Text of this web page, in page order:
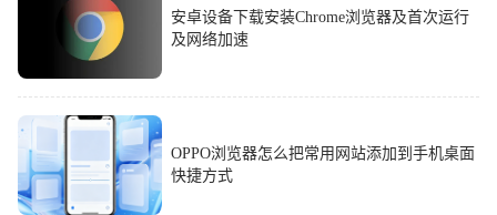
安卓设备下载安装Chrome浏览器及首次运行
及网络加速
OPPO浏览器怎么把常用网站添加到手机桌面
快捷方式